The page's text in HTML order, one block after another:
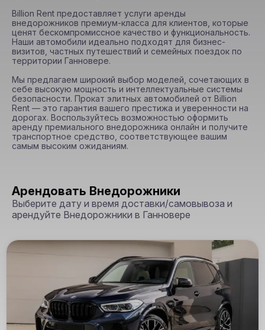
Billion Rent предоставляет услуги аренды
внедорожников премиум-класса для клиентов, которые
ценят бескомпромиссное качество и функциональность.
Наши автомобили идеально подходят для бизнес-
визитов, частных путешествий и семейных поездок по
территории Ганновере.
Мы предлагаем широкий выбор моделей, сочетающих в
себе высокую мощность и интеллектуальные системы
безопасности. Прокат элитных автомобилей от Billion
Rent — это гарантия вашего престижа и уверенности на
дорогах. Воспользуйтесь возможностью оформить
аренду премиального внедорожника онлайн и получите
транспортное средство, соответствующее вашим
самым высоким ожиданиям.
Арендовать Внедорожники
Выберите дату и время доставки/самовывоза и
арендуйте Внедорожники в Ганновере